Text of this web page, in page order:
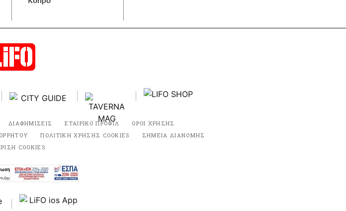
ΔΙΑΦΗΜΙΣΕΙΣ ΕΤΑΙΡΙΚΟ ΠΡΟΦΙΛ
ΟΡΟΙ ΧΡΗΣΗΣ
ΠΟΛΙΤΙΚΗ ΧΡΗΣΗΣ COOKIES
ΣΗΜΕΙΑ ΔΙΑΝΟΜΗΣ
COOKIES